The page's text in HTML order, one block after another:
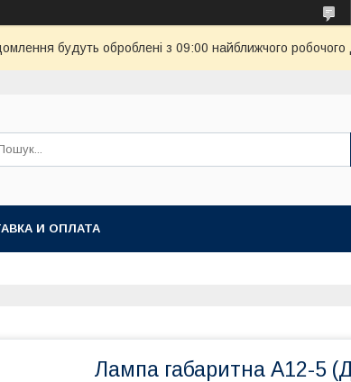
будуть оброблені з 09:00 найближчого
И ОПЛАТА
Лампа габаритна А12-5